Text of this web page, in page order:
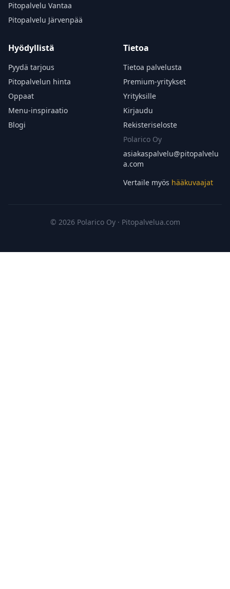
Pitopalvelu Vantaa
Pitopalvelu Järvenpää
Hyödyllistä
Pyydä tarjous
Pitopalvelun hinta
Oppaat
Menu-inspiraatio
Blogi
Tietoa
Tietoa palvelusta
Premium-yritykset
Yrityksille
Kirjaudu
Rekisteriseloste
Polarico Oy
asiakaspalvelu@pitopalvelu
a.com
Vertaile myös hääkuvaajat
© 2026 Polarico Oy · Pitopalvelua.com